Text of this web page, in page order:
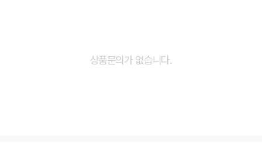
상품문의가 없습니다.